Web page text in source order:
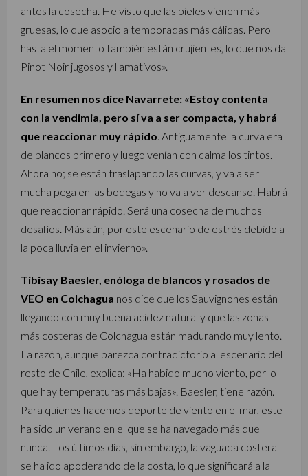
antes la cosecha. He visto que las pieles vienen más
gruesas, lo que asocio a temporadas más cálidas. Pero
hasta el momento también están crujientes, lo que nos da
Pinot Noir jugosos y llamativos».
En resumen nos dice Navarrete: «Estoy contenta
con la vendimia, pero sí va a ser compacta, y habrá
que reaccionar muy rápido . Antiguamente la curva era
de blancos primero y luego venían con calma los tintos.
Ahora no; se están traslapando las curvas, y va a ser
mucha pega en las bodegas y no va a ver descanso. Habrá
que reaccionar rápido. Será una cosecha de muchos
desafíos. Más aún, por este escenario de estrés debido a
la poca lluvia en el invierno».
Tibisay Baesler, enóloga de blancos y rosados de
VEO en Colchagua nos dice que los Sauvignones están
llegando con muy buena acidez natural y que las zonas
más costeras de Colchagua están madurando muy lento.
La razón, aunque parezca contradictorio al escenario del
resto de Chile, explica: «Ha habido mucho viento, por lo
que hay temperaturas más bajas». Baesler, tiene razón.
Para quienes hacemos deporte de viento en el mar, este
ha sido un verano en el que se ha navegado más que
nunca. Los últimos días, sin embargo, la vaguada costera
se ha ido apoderando de la costa, lo que significará a la